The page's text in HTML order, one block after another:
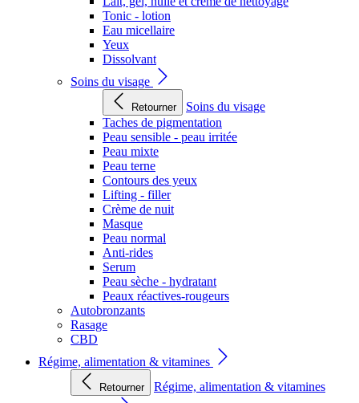
Tonic - lotion
Eau micellaire
Yeux
Dissolvant
Soins du visage
Retourner
Soins du visage
Taches de pigmentation
Peau sensible - peau irritée
Peau mixte
Peau terne
Contours des yeux
Lifting - filler
Crème de nuit
Masque
Peau normal
Anti-rides
Serum
Peau sèche - hydratant
Peaux réactives-rougeurs
Autobronzants
Rasage
CBD
Régime, alimentation & vitamines
Retourner
Régime, alimentation & vitamines